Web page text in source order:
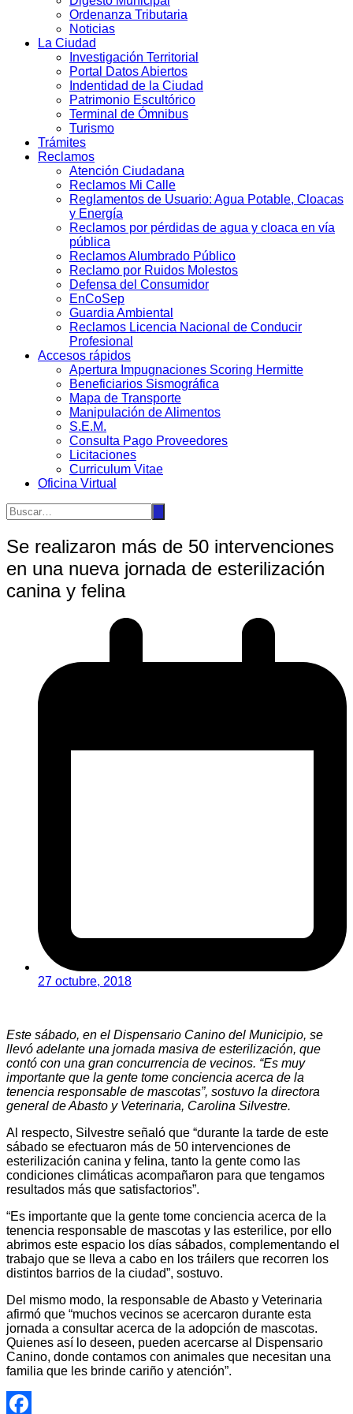
Ordenanza Tributaria
Noticias
La Ciudad
Investigación Territorial
Portal Datos Abiertos
Indentidad de la Ciudad
Patrimonio Escultórico
Terminal de Ómnibus
Turismo
Trámites
Reclamos
Atención Ciudadana
Reclamos Mi Calle
Reglamentos de Usuario: Agua Potable, Cloacas
y Energía
Reclamos por pérdidas de agua y cloaca en vía
pública
Reclamos Alumbrado Público
Reclamo por Ruidos Molestos
Defensa del Consumidor
EnCoSep
Guardia Ambiental
Reclamos Licencia Nacional de Conducir
Profesional
Accesos rápidos
Apertura Impugnaciones Scoring Hermitte
Beneficiarios Sismográfica
Mapa de Transporte
Manipulación de Alimentos
S.E.M.
Consulta Pago Proveedores
Licitaciones
Curriculum Vitae
Oficina Virtual
Se realizaron más de 50 intervenciones
en una nueva jornada de esterilización
canina y felina
27 octubre, 2018
Este sábado, en el Dispensario Canino del Municipio, se
llevó adelante una jornada masiva de esterilización, que
contó con una gran concurrencia de vecinos. “Es muy
importante que la gente tome conciencia acerca de la
tenencia responsable de mascotas”, sostuvo la directora
general de Abasto y Veterinaria, Carolina Silvestre.
Al respecto, Silvestre señaló que “durante la tarde de este
sábado se efectuaron más de 50 intervenciones de
esterilización canina y felina, tanto la gente como las
condiciones climáticas acompañaron para que tengamos
resultados más que satisfactorios”.
“Es importante que la gente tome conciencia acerca de la
tenencia responsable de mascotas y las esterilice, por ello
abrimos este espacio los días sábados, complementando el
trabajo que se lleva a cabo en los tráilers que recorren los
distintos barrios de la ciudad”, sostuvo.
Del mismo modo, la responsable de Abasto y Veterinaria
afirmó que “muchos vecinos se acercaron durante esta
jornada a consultar acerca de la adopción de mascotas.
Quienes así lo deseen, pueden acercarse al Dispensario
Canino, donde contamos con animales que necesitan una
familia que les brinde cariño y atención”.